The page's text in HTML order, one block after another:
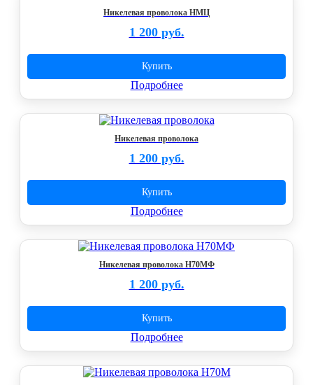
Никелевая проволока НМЦ
1 200 руб.
Купить
Подробнее
Никелевая проволока
1 200 руб.
Купить
Подробнее
Никелевая проволока Н70МФ
1 200 руб.
Купить
Подробнее